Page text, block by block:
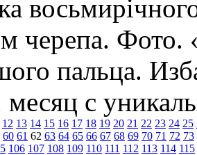
черепа. Фото.
пальца.
месяц с
12 13 14 15 16 17 18 19 20 21 22 23 24 25
60 61 62 63 64 65 66 67 68 69 70 71 72 73
106 107 108 109 110 111 112 113 114 115